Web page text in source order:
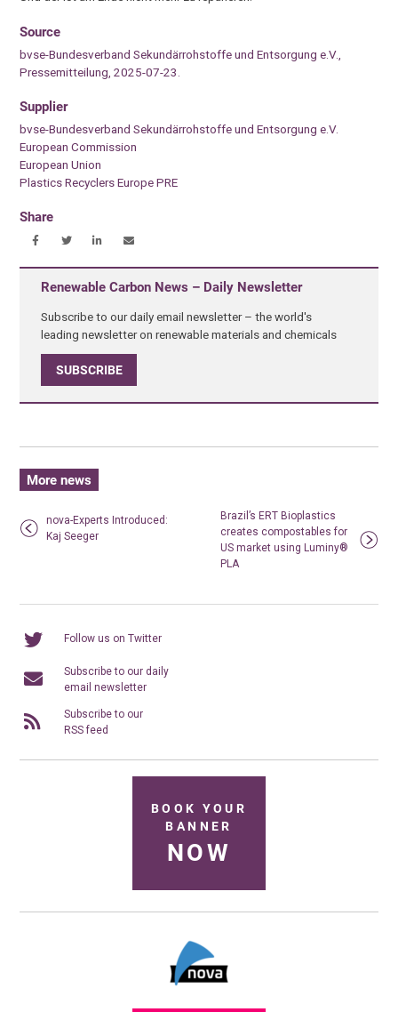
Source
bvse-Bundesverband Sekundärrohstoffe und Entsorgung e.V.,
Pressemitteilung, 2025-07-23.
Supplier
bvse-Bundesverband Sekundärrohstoffe und Entsorgung e.V.
European Commission
European Union
Plastics Recyclers Europe PRE
Share
Renewable Carbon News – Daily Newsletter
Subscribe to our daily email newsletter – the world's
leading newsletter on renewable materials and chemicals
SUBSCRIBE
More news
nova-Experts Introduced:
Kaj Seeger
Brazil’s ERT Bioplastics
creates compostables for
US market using Luminy®
PLA
Follow us on Twitter
Subscribe to our daily
email newsletter
Subscribe to our
RSS feed
BOOK YOUR
BANNER
NOW